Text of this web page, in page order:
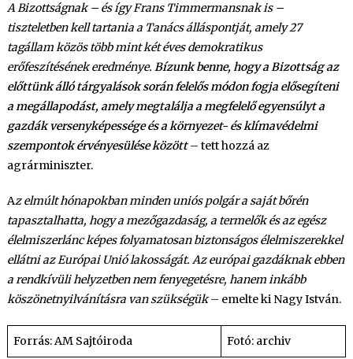
A Bizottságnak – és így Frans Timmermansnak is –
tiszteletben kell tartania a Tanács álláspontját, amely 27
tagállam közös több mint két éves demokratikus
erőfeszítésének eredménye. Bízunk benne, hogy a Bizottság az
előttünk álló tárgyalások során felelős módon fogja elősegíteni
a megállapodást, amely megtalálja a megfelelő egyensúlyt a
gazdák versenyképessége és a környezet- és klímavédelmi
szempontok érvényesülése között– tett hozzá az
agrárminiszter.
Az elmúlt hónapokban minden uniós polgár a saját bőrén
tapasztalhatta, hogy a mezőgazdaság, a termelők és az egész
élelmiszerlánc képes folyamatosan biztonságos élelmiszerekkel
ellátni az Európai Unió lakosságát. Az európai gazdáknak ebben
a rendkívüli helyzetben nem fenyegetésre, hanem inkább
köszönetnyilvánításra van szükségük– emelte ki Nagy István.
Forrás: AM Sajtóiroda Fotó: archiv